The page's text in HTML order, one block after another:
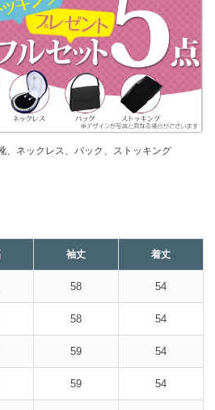
、ネックレス、バック、ストッキング
袖丈 着丈
58 54
58 54
59 54
59 54